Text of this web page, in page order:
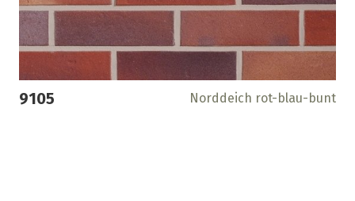
9105 Norddeich rot-blau-bunt